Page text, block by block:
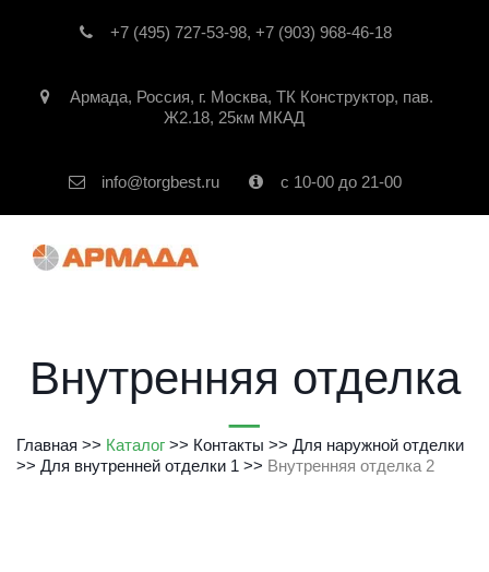
+7 (495) 727-53-98, +7 (903) 968-46-18
Армада, Россия, г. Москва, ТК Конструктор, пав.
Ж2.18, 25км МКАД
info@torgbest.ru с 10-00 до 21-00
Внутренняя отделка
Главная >> Каталог >> Контакты >> Для наружной отделки
>> Для внутренней отделки 1 >> Внутренняя отделка 2